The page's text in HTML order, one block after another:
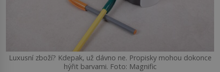
Luxusní zboží? Kdepak, už dávno ne. Propisky mohou dokonce
hýřit barvami. Foto: Magnific